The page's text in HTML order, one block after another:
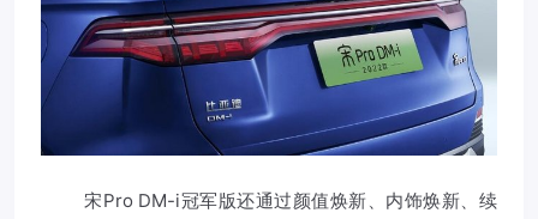
宋Pro DM-i冠军版还通过颜值焕新、内饰焕新、续